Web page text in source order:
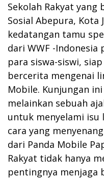
Sekolah Rakyat
Sosial Abepura, Kota
kedatangan tamu
dari WWF -Indonesia
para siswa-siswi,
bercerita mengenai
Mobile. Kunjungan
melainkan sebuah
untuk menyelami isu
cara yang
dari Panda Mobile
Rakyat tidak hanya
pentingnya menjaga